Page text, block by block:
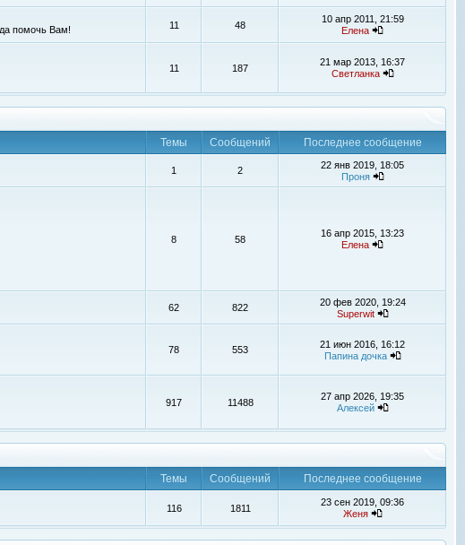
помочь Вам! 11 48
10 апр 2011, 21:59
Елена
11 187
21 мар 2013, 16:37
Светланка
Темы Сообщений Последнее сообщение
1 2
22 янв 2019, 18:05
Проня
8 58
16 апр 2015, 13:23
Елена
62 822
20 фев 2020, 19:24
Superwit
78 553
21 июн 2016, 16:12
Папина дочка
917 11488
27 апр 2026, 19:35
Алексей
Темы Сообщений
Последнее сообщение
116 1811
23 сен 2019, 09:36
Женя